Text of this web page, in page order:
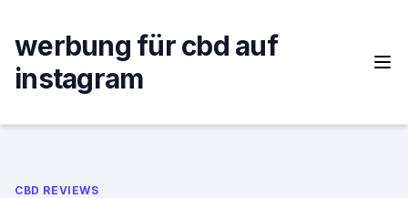
content
werbung für cbd auf
instagram
CBD REVIEWS